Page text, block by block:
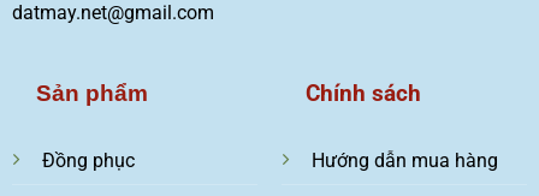
datmay.net@gmail.com
Sản phẩm
Đồng phục
Chính sách
Hướng dẫn mua hàng